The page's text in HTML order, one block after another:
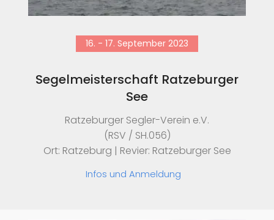
16. - 17. September 2023
Segelmeisterschaft Ratzeburger
See
Ratzeburger Segler-Verein e.V.
(RSV / SH.056)
Ort: Ratzeburg | Revier: Ratzeburger See
Infos und Anmeldung